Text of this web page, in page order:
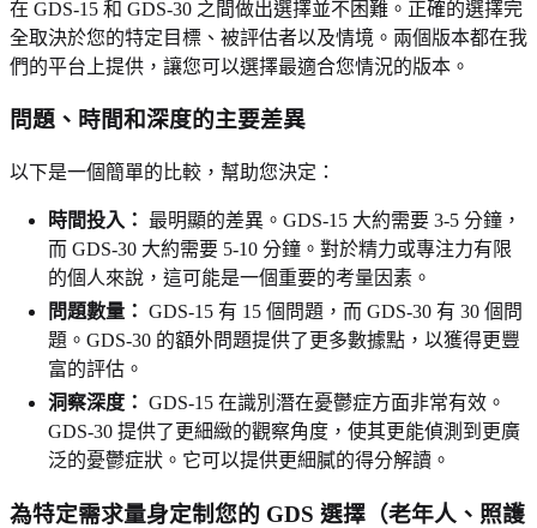
在 GDS-15 和 GDS-30 之間做出選擇並不困難。正確的選擇完
全取決於您的特定目標、被評估者以及情境。兩個版本都在我
們的平台上提供，讓您可以選擇最適合您情況的版本。
問題、時間和深度的主要差異
以下是一個簡單的比較，幫助您決定：
時間投入：
最明顯的差異。GDS-15 大約需要 3-5 分鐘，
而 GDS-30 大約需要 5-10 分鐘。對於精力或專注力有限
的個人來說，這可能是一個重要的考量因素。
問題數量： GDS-15 有 15 個問題，而 GDS-30 有 30 個問
題。GDS-30 的額外問題提供了更多數據點，以獲得更豐
富的評估。
洞察深度： GDS-15 在識別潛在憂鬱症方面非常有效。
GDS-30 提供了更細緻的觀察角度，使其更能偵測到更廣
泛的憂鬱症狀。它可以提供更細膩的得分解讀。
為特定需求量身定制您的 GDS 選擇（老年人、照護